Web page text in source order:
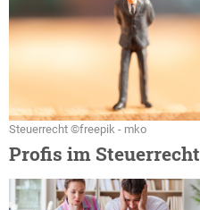
Steuerrecht ©freepik - mko
Profis im Steuerrecht